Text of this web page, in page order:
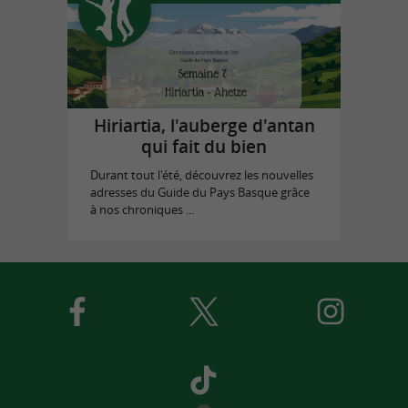
Hiriartia, l'auberge d'antan
qui fait du bien
Durant tout l'été, découvrez les nouvelles
adresses du Guide du Pays Basque grâce
à nos chroniques ...